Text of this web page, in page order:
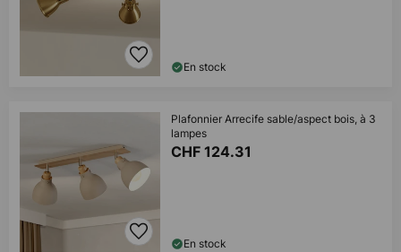
En stock
Plafonnier Arrecife sable/aspect bois, à 3
lampes
CHF 124.31
En stock